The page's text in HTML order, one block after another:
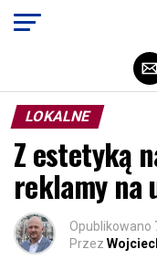
LOKALNE
Z estetyką
reklamy na
Opublikowano
Przez